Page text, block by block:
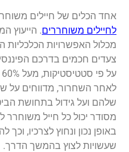
אחד הכלים של חיילים
לחיילים משוחררים. הייעוץ
מכלול האפשרויות
צעדים חכמים בדרכם
לאחר השחרור, מדווחים על
שלהם ועל גידול בתחושת
מסודר יכול כל חייל משוחרר
באופן נכון ונחוץ לצרכיו, וכך
שעשויות לצוץ בהמשך הדרך.